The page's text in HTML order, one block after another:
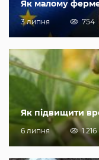
Як малому
3 липня 754
Як підвищити
6 липня 1 216